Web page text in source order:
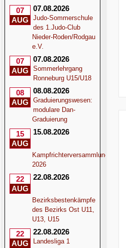
07
AUG
07.08.2026
Judo-Sommerschule
des 1.Judo-Club
Nieder-Roden/Rodgau
e.V.
07
AUG
07.08.2026
Sommerlehrgang
Ronneburg U15/U18
08
AUG
08.08.2026
Graduierungswesen:
modulare Dan-
Graduierung
15
AUG
15.08.2026
Kampfrichterversammlung
2026
22
AUG
22.08.2026
Bezirksbestenkämpfe
des Bezirks Ost U11,
U13, U15
22
AUG
22.08.2026
Landesliga 1